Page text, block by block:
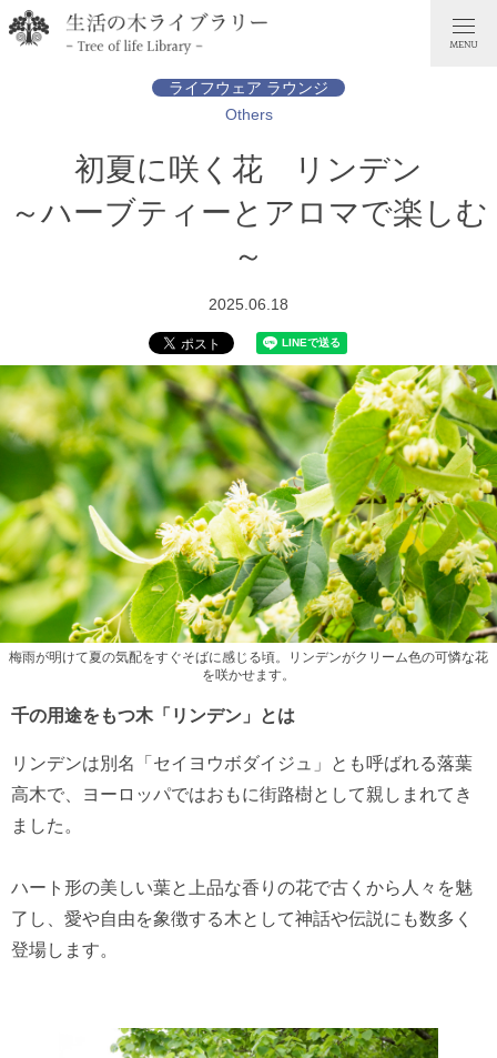
ライフウェア ラウンジ
Others
初夏に咲く花 リンデン
～ハーブティーとアロマで楽しむ
～
2025.06.18
梅雨が明けて夏の気配をすぐそばに感じる頃。リンデンがクリーム色の可憐な花
を咲かせます。
千の用途をもつ木「リンデン」とは
リンデンは別名「セイヨウボダイジュ」とも呼ばれる落葉
高木で、ヨーロッパではおもに街路樹として親しまれてき
ました。
ハート形の美しい葉と上品な香りの花で古くから人々を魅
了し、愛や自由を象徴する木として神話や伝説にも数多く
登場します。